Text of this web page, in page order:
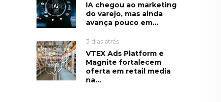
IA chegou ao marketing
do varejo, mas ainda
avança pouco em...
3 dias atrás
VTEX Ads Platform e
Magnite fortalecem
oferta em retail media
na...